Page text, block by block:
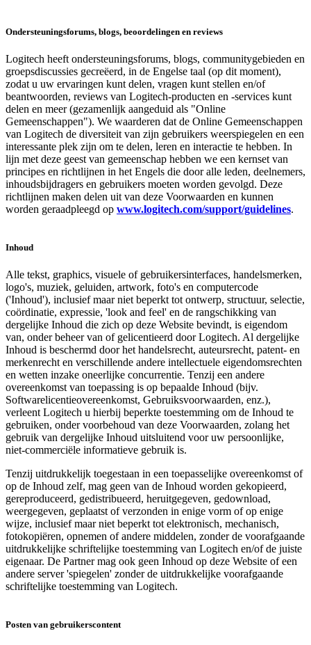
Ondersteuningsforums, blogs, beoordelingen en reviews
Logitech heeft ondersteuningsforums, blogs, communitygebieden en
groepsdiscussies gecreëerd, in de Engelse taal (op dit moment),
zodat u uw ervaringen kunt delen, vragen kunt stellen en/of
beantwoorden, reviews van Logitech-producten en -services kunt
delen en meer (gezamenlijk aangeduid als "Online
Gemeenschappen"). We waarderen dat de Online Gemeenschappen
van Logitech de diversiteit van zijn gebruikers weerspiegelen en een
interessante plek zijn om te delen, leren en interactie te hebben. In
lijn met deze geest van gemeenschap hebben we een kernset van
principes en richtlijnen in het Engels die door alle leden, deelnemers,
inhoudsbijdragers en gebruikers moeten worden gevolgd. Deze
richtlijnen maken delen uit van deze Voorwaarden en kunnen
worden geraadpleegd op www.logitech.com/support/guidelines.
Inhoud
Alle tekst, graphics, visuele of gebruikersinterfaces, handelsmerken,
logo's, muziek, geluiden, artwork, foto's en computercode
('Inhoud'), inclusief maar niet beperkt tot ontwerp, structuur, selectie,
coördinatie, expressie, 'look and feel' en de rangschikking van
dergelijke Inhoud die zich op deze Website bevindt, is eigendom
van, onder beheer van of gelicentieerd door Logitech. Al dergelijke
Inhoud is beschermd door het handelsrecht, auteursrecht, patent- en
merkenrecht en verschillende andere intellectuele eigendomsrechten
en wetten inzake oneerlijke concurrentie. Tenzij een andere
overeenkomst van toepassing is op bepaalde Inhoud (bijv.
Softwarelicentieovereenkomst, Gebruiksvoorwaarden, enz.),
verleent Logitech u hierbij beperkte toestemming om de Inhoud te
gebruiken, onder voorbehoud van deze Voorwaarden, zolang het
gebruik van dergelijke Inhoud uitsluitend voor uw persoonlijke,
niet-commerciële informatieve gebruik is.
Tenzij uitdrukkelijk toegestaan in een toepasselijke overeenkomst of
op de Inhoud zelf, mag geen van de Inhoud worden gekopieerd,
gereproduceerd, gedistribueerd, heruitgegeven, gedownload,
weergegeven, geplaatst of verzonden in enige vorm of op enige
wijze, inclusief maar niet beperkt tot elektronisch, mechanisch,
fotokopiëren, opnemen of andere middelen, zonder de voorafgaande
uitdrukkelijke schriftelijke toestemming van Logitech en/of de juiste
eigenaar. De Partner mag ook geen Inhoud op deze Website of een
andere server 'spiegelen' zonder de uitdrukkelijke voorafgaande
schriftelijke toestemming van Logitech.
Posten van gebruikerscontent